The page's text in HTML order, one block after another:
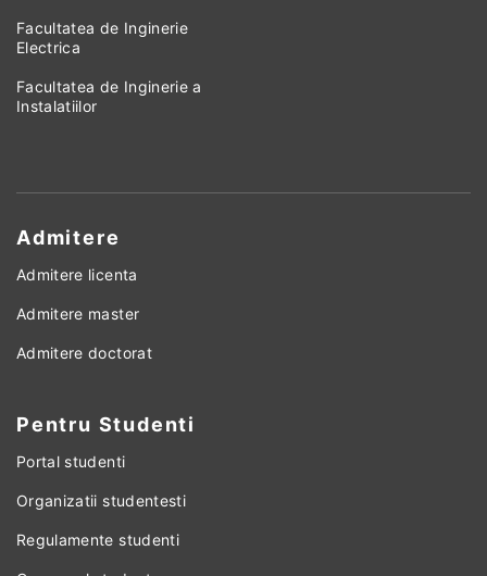
Facultatea de Inginerie
Electrica
Facultatea de Inginerie a
Instalatiilor
Admitere
Admitere licenta
Admitere master
Admitere doctorat
Pentru Studenti
Portal studenti
Organizatii studentesti
Regulamente studenti